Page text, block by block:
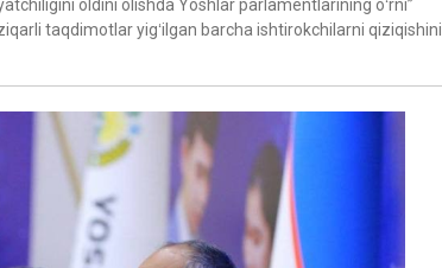
oldini olishda Yoshlar parlamentlarining oʻrni”
taqdimotlar yigʻilgan barcha ishtirokchilarni qiziqishini